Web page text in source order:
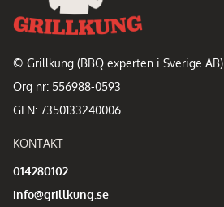
© Grillkung (BBQ experten i Sverige AB)
Org nr: 556988-0593
GLN: 7350133240006
KONTAKT
014280102
info@grillkung.se